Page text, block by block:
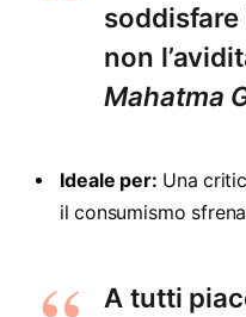
non
Mahatma
Ideale per: Una
il consumismo
A tutti